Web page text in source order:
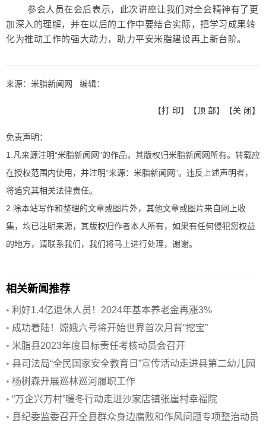
参会人员在会后表示，此次讲座让我们对全会精神有了更
加深入的理解，并在以后的工作中要结合实际，把学习成果转
化为推动工作的强大动力，助力平安米脂建设再上新台阶。
来源：米脂新闻网 编辑：
【打 印】【顶 部】【关 闭】
免责声明：
1.凡来源注明“米脂新闻网”的作品，其版权归米脂新闻网所有。转载应
在授权范围内使用，并注明“来源：米脂新闻网”。违反上述声明者，
将追究其相关法律责任。
2.除本站写作和整理的文章或图片外，其他文章或图片来自网上收
集，均已注明来源，其版权归作者本人所有，如果有任何侵犯您权益
的地方，请联系我们，我们将马上进行处理，谢谢。
相关新闻推荐
• 利好1.4亿退休人员！2024年基本养老金再涨3%
• 成功着陆！嫦娥六号将开始世界首次月背“挖宝”
• 米脂县2023年度目标责任考核动员会召开
• 县司法局“全民国家安全教育日”宣传活动走进县第二幼儿园
• 杨树森开展巡林巡河履职工作
• “万企兴万村”暖冬行动走进沙家店镇张崖村幸福院
• 县纪委监委召开全县群众身边腐败和作风问题专项整治动员